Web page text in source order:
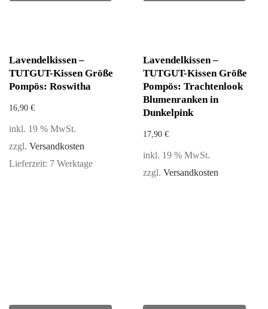
Lavendelkissen –
TUTGUT-Kissen Größe
Pompös: Roswitha
16,90 €
inkl. 19 % MwSt.
zzgl. Versandkosten
Lieferzeit: 7 Werktage
Lavendelkissen –
TUTGUT-Kissen Größe
Pompös: Trachtenlook
Blumenranken in
Dunkelpink
17,90 €
inkl. 19 % MwSt.
zzgl. Versandkosten